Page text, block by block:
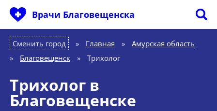
Врачи Благовещенска
Сменить город Главная »
Амурская область
»
Благовещенск » Трихолог
Трихолог в
Благовещенске